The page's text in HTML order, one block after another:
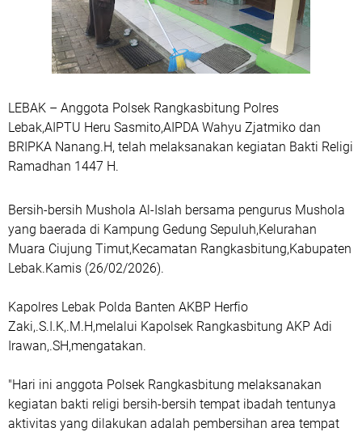
LEBAK – Anggota Polsek Rangkasbitung Polres
Lebak,AIPTU Heru Sasmito,AIPDA Wahyu Zjatmiko dan
BRIPKA Nanang.H, telah melaksanakan kegiatan Bakti Religi
Ramadhan 1447 H.
Bersih-bersih Mushola Al-Islah bersama pengurus Mushola
yang baerada di Kampung Gedung Sepuluh,Kelurahan
Muara Ciujung Timut,Kecamatan Rangkasbitung,Kabupaten
Lebak.Kamis (26/02/2026).
Kapolres Lebak Polda Banten AKBP Herfio
Zaki,.S.I.K,.M.H,melalui Kapolsek Rangkasbitung AKP Adi
Irawan,.SH,mengatakan.
"Hari ini anggota Polsek Rangkasbitung melaksanakan
kegiatan bakti religi bersih-bersih tempat ibadah tentunya
aktivitas yang dilakukan adalah pembersihan area tempat